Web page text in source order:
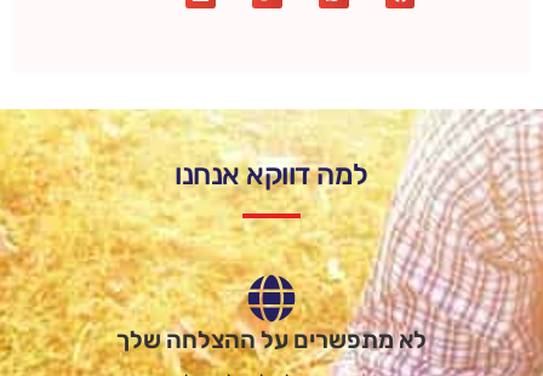
למה דווקא אנחנו
לא מתפשרים על ההצלחה שלך